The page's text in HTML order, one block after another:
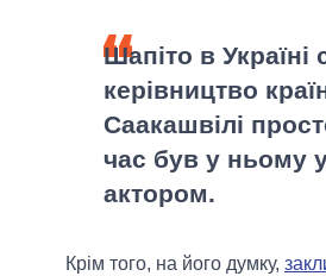
Шапіто в Україні
керівництво
Саакашвілі
час був у ньому
актором.
Крім того, на його думку,